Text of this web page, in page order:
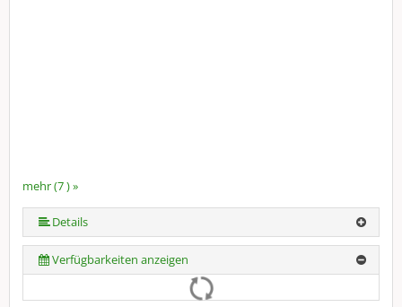
mehr (7 ) »
mehr (7 ) »
mehr (7 ) »
mehr (7 ) »
Details
Verfügbarkeiten anzeigen